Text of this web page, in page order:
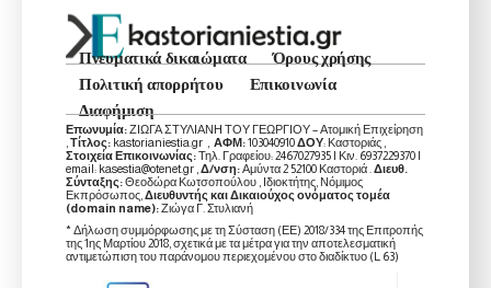
Πνευματικά δικαιώματα
Όρους χρήσης
Πολιτική απορρήτου
Επικοινωνία
Διαφήμιση
Επωνυμία:ΖΙΩΓΑ ΣΤΥΛΙΑΝΗ ΤΟΥ ΓΕΩΡΓΙΟΥ – Ατομική Επιχείρηση
Τίτλος: kastorianiestia.gr , ΑΦΜ:103040910ΔΟΥ: Καστοριάς ,
Στοιχεία Επικοινωνίας:Τηλ. Γραφείου: 2467027935 | Κιν. 6937229370 |
email: kasestia@otenet.gr , Δ/νση:Αμύντα 2 52100 Καστοριά . Διευθ.
Σύνταξης:Θεοδώρα Κωτσοπούλου , Ιδιοκτήτης, Νόμιμος
Εκπρόσωπος, Διευθυντής και Δικαιούχος ονόματος τομέα
(domain name):Ζιώγα Γ. Στυλιανή
* Δήλωση συμμόρφωσης με τη Σύσταση (ΕΕ) 2018/334 της Επιτροπής
της 1ης Μαρτίου 2018, σχετικά με τα μέτρα για την αποτελεσματική
αντιμετώπιση του παράνομου περιεχομένου στο διαδίκτυο (L 63)